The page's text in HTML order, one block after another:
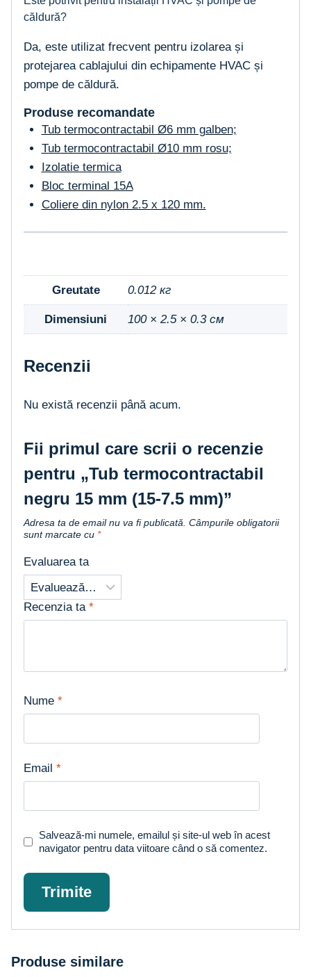
căldură?
Da, este utilizat frecvent pentru izolarea și
protejarea cablajului din echipamente HVAC și
pompe de căldură.
Produse recomandate
Tub termocontractabil Ø6 mm galben;
Tub termocontractabil Ø10 mm rosu;
Izolatie termica
Bloc terminal 15A
Coliere din nylon 2.5 x 120 mm.
Greutate 0.012 кг
Dimensiuni 100 × 2.5 × 0.3 см
Recenzii
Nu există recenzii până acum.
Fii primul care scrii o recenzie
pentru „Tub termocontractabil
negru 15 mm (15-7.5 mm)”
Adresa ta de email nu va fi publicată. Câmpurile obligatorii
sunt marcate cu *
Evaluarea ta
Recenzia ta *
Nume *
Email *
Salvează-mi numele, emailul și site-ul web în acest
navigator pentru data viitoare când o să comentez.
Produse similare